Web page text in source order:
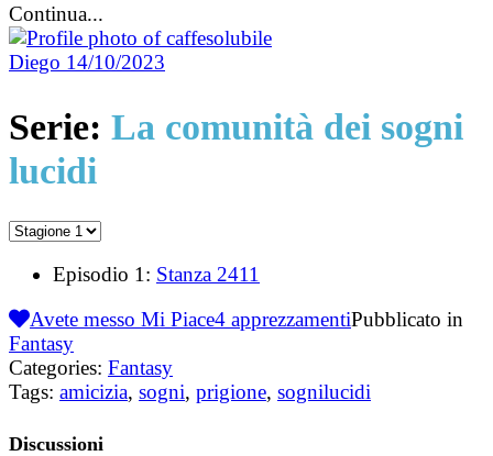
Continua...
Diego 14/10/2023
Serie: La comunità dei sogni
lucidi
Episodio 1: Stanza 2411
Avete messo Mi Piace4 apprezzamentiPubblicato in
Fantasy
Categories: Fantasy
Tags: amicizia, sogni, prigione, sognilucidi
Discussioni